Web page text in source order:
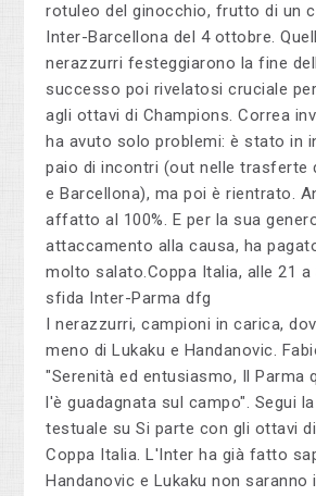
rotuleo del ginocchio, frutto di un
Inter-Barcellona del 4 ottobre.
nerazzurri festeggiarono la fine
successo poi rivelatosi cruciale
agli ottavi di Champions. Correa
ha avuto solo problemi: è stato in
paio di incontri (out nelle trasferte
e Barcellona), ma poi è rientrato.
affatto al 100%. E per la sua
attaccamento alla causa, ha
molto salato.Coppa Italia, alle 21 a
sfida Inter-Parma dfg
I nerazzurri, campioni in carica,
meno di Lukaku e Handanovic.
"Serenità ed entusiasmo, Il Parma
l'è guadagnata sul campo". Segui
testuale su Si parte con gli ottavi
Coppa Italia. L'Inter ha già fatto
Handanovic e Lukaku non saranno